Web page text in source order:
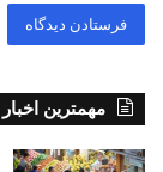
مهمترین اخبار